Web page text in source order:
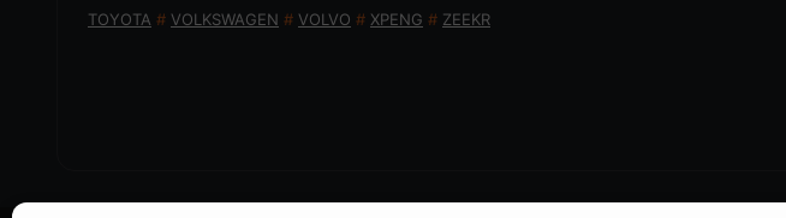
TOYOTA # VOLKSWAGEN # VOLVO # XPENG # ZEEKR